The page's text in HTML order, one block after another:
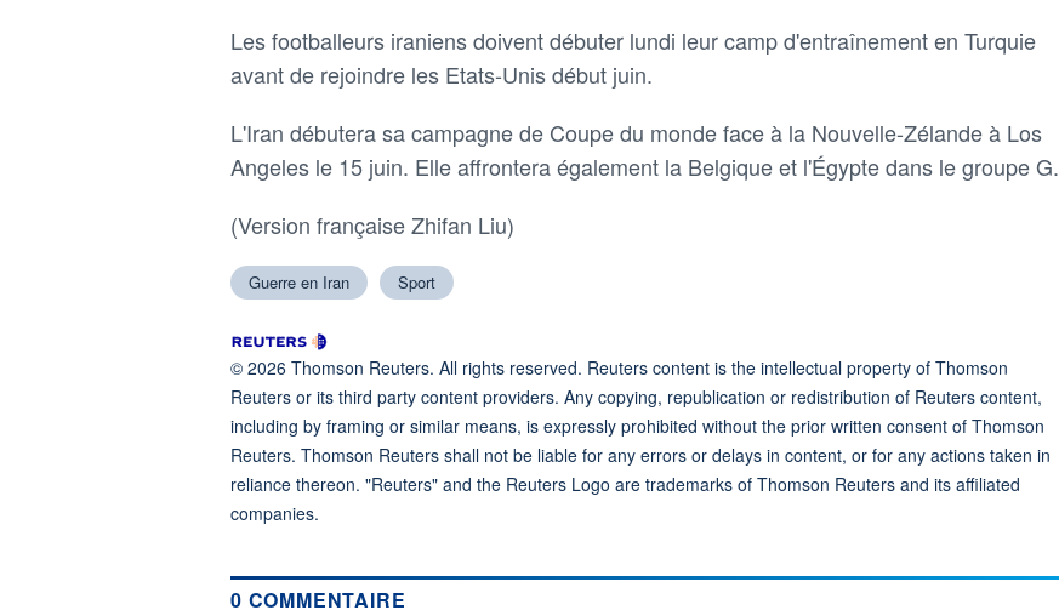
Les footballeurs iraniens ⁠doivent débuter lundi leur camp d'entraînement en Turquie
avant de rejoindre les Etats-Unis début juin.
L'Iran débutera sa campagne de Coupe du monde face à la Nouvelle-Zélande à Los
Angeles le 15 juin. Elle affrontera également la Belgique et l'Égypte dans le groupe ​G.
(Version française Zhifan Liu)
Guerre en Iran Sport
© 2026 Thomson Reuters. All rights reserved. Reuters content is the intellectual property of Thomson
Reuters or its third party content providers. Any copying, republication or redistribution of Reuters content,
including by framing or similar means, is expressly prohibited without the prior written consent of Thomson
Reuters. Thomson Reuters shall not be liable for any errors or delays in content, or for any actions taken in
reliance thereon. "Reuters" and the Reuters Logo are trademarks of Thomson Reuters and its affiliated
companies.
0 COMMENTAIRE